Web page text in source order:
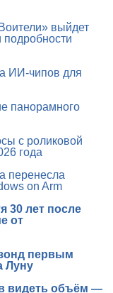
выйдет
ИИ-чипов для
панорамного
с роликовой
года
перенесла
on Arm
30 лет после
от
первым
Луну
видеть объём —